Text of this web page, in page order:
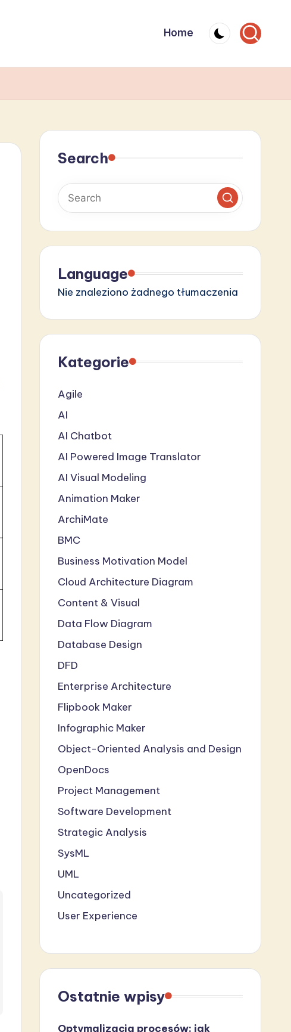
Home
Search
Language
Nie znaleziono żadnego tłumaczenia
Kategorie
Agile
AI
AI Chatbot
AI Powered Image Translator
AI Visual Modeling
Animation Maker
ArchiMate
BMC
Business Motivation Model
Cloud Architecture Diagram
Content & Visual
Data Flow Diagram
Database Design
DFD
Enterprise Architecture
Flipbook Maker
Infographic Maker
Object-Oriented Analysis and Design
OpenDocs
Project Management
Software Development
Strategic Analysis
SysML
UML
Uncategorized
User Experience
Ostatnie wpisy
Optymalizacja procesów: jak